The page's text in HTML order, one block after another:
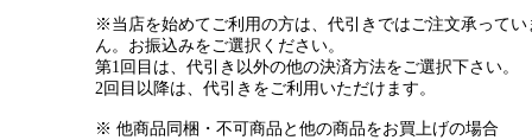
※当店を始めてご利用の方は、代引きではご注文承ってい
ん。お振込みをご選択ください。
第1回目は、代引き以外の他の決済方法をご選択下さい。
2回目以降は、代引きをご利用いただけます。
※ 他商品同梱・不可商品と他の商品をお買上げの場合